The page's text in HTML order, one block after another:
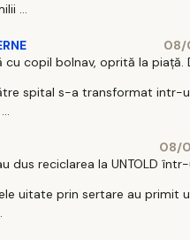
...
08/
cu copil bolnav, oprită la piață.
spital s-a transformat intr-
08/
dus reciclarea la UNTOLD
uitate prin sertare au primit